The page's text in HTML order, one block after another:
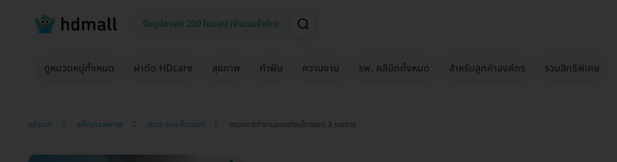
ดูหมวดหมู่ทั้งหมด ผ่าตัด HDcare สุขภาพ ทำฟัน ความงาม รพ. คลินิกทั้งหมด สำหรับลูกค้าองค์กร รวมสิทธิพิเศษ
หน้าแรก แพ็กเกจสุขภาพ ตรวจ รักษาไทรอยด์ ตรวจการทำงานของต่อมไทรอยด์ 3 รายการ